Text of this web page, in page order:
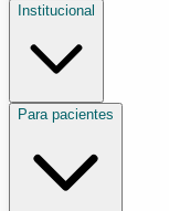
Institucional
Para pacientes